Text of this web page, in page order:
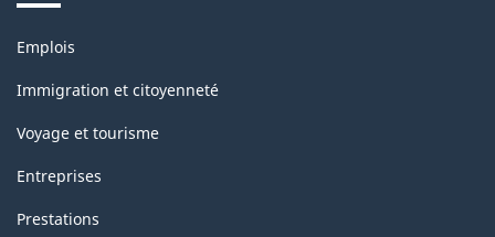
Thèmes
sujets
Emplois
Immigration et citoyenneté
Voyage et tourisme
Entreprises
Prestations